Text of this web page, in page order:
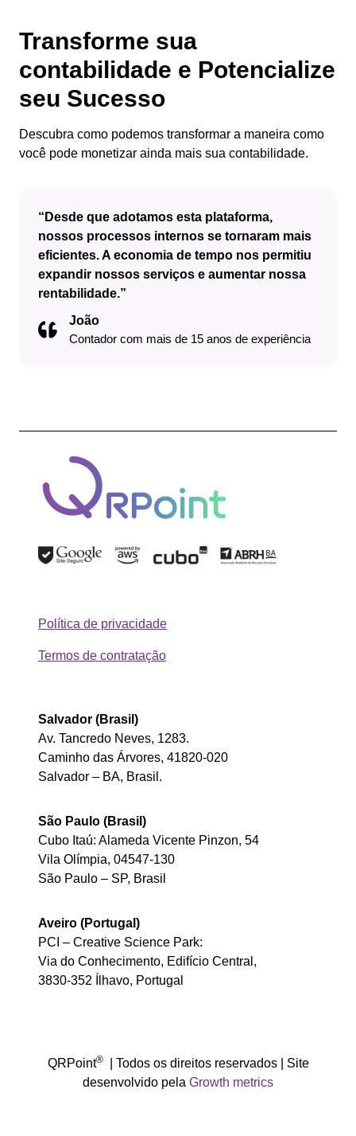
Transforme sua
contabilidade e Potencialize
seu Sucesso
Descubra como podemos transformar a maneira como
você pode monetizar ainda mais sua contabilidade.
“Desde que adotamos esta plataforma,
nossos processos internos se tornaram mais
eficientes. A economia de tempo nos permitiu
expandir nossos serviços e aumentar nossa
rentabilidade.”
João
Contador com mais de 15 anos de experiência
Política de privacidade
Termos de contratação
Salvador (Brasil)
Av. Tancredo Neves, 1283.
Caminho das Árvores, 41820-020
Salvador – BA, Brasil.
São Paulo (Brasil)
Cubo Itaú: Alameda Vicente Pinzon, 54
Vila Olímpia, 04547-130
São Paulo – SP, Brasil
Aveiro (Portugal)
PCI – Creative Science Park:
Via do Conhecimento, Edifício Central,
3830-352 Ílhavo, Portugal
QRPoint®| Todos os direitos reservados | Site
desenvolvido pela Growth metrics